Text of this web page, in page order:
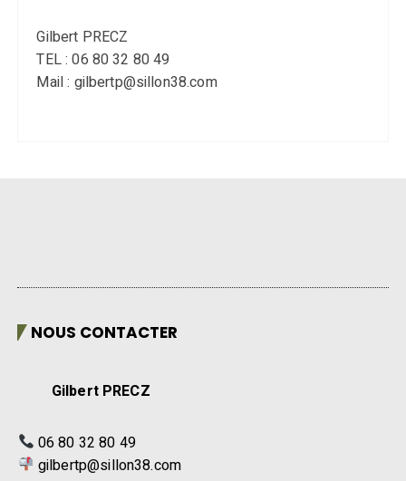
Gilbert PRECZ
TEL : 06 80 32 80 49
Mail : gilbertp@sillon38.com
NOUS CONTACTER
Gilbert PRECZ
06 80 32 80 49
gilbertp@sillon38.com